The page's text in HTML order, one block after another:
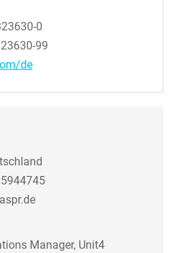
0
99
de
Manager, Unit4